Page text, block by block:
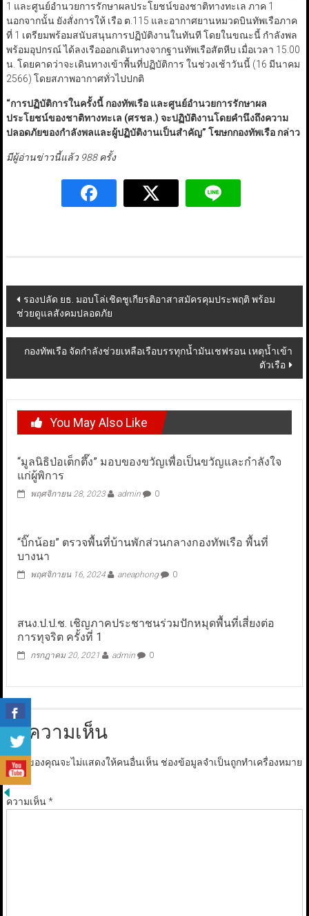
1 และศูนย์อำนวยการรักษาผลประโยชน์ของชาติทางทะเล ภาค 1
นอกจากนั้น ยังสั่งการให้ เรือ ต.115 และอากาศยานหมวดบินทัพเรือภาค
ที่ 1 เตรียมพร้อมสนับสนุนการปฏิบัติงานในทันที โดยในขณะนี้ กำลังพล
พร้อมอุปกรณ์ ได้ลงเรือออกเดินทางจากฐานทัพเรือสัตหีบ เมื่อเวลา 15.00
น. โดยคาดว่าจะเดินทางเข้าพื้นที่ปฏิบัติการ ในช่วงเช้าวันนี้ (16 มีนาคม
2566) โดยสภาพอากาศทั่วไปปกติ
“การปฏิบัติการในครั้งนี้ กองทัพเรือ และศูนย์อำนวยการรักษาผล
ประโยชน์ของชาติทางทะเล (ศรชล.) จะปฏิบัติงานโดยคำนึงถึงความ
ปลอดภัยของกำลังพลและผู้ปฏิบัติงานเป็นสำคัญ” โฆษกกองทัพเรือ กล่าว
มีผู้อ่านข่าวนี้แล้ว 988 ครั้ง
Post
navigation
รองปลัด ยธ. มอบโล่เชิดชูเกียรติอาสาสมัครคุมประพฤติ พร้อม
ช่วยดูแลสังคมปลอดภัย
กองทัพเรือ จัดกำลังช่วยเหลือเรือบรรทุกน้ำมันเชฟรอน เหตุน้ำเข้า
ตัวเรือ
You May Also Like
“มูลนิธิป่อเต็กตึ๊ง” มอบของขวัญเพื่อเป็นขวัญและกำลังใจ
แก่ผู้พิการ
พฤศจิกายน 28, 2023 admin 0
“บิ๊กน้อย” ตรวจพื้นที่บ้านพักส่วนกลางกองทัพเรือ พื้นที่
บางนา
พฤศจิกายน 16, 2024 aneaphong 0
สนง.ป.ป.ช. เชิญภาคประชาชนร่วมปักหมุดพื้นที่เสี่ยงต่อ
การทุจริต ครั้งที่ 1
กรกฎาคม 20, 2021 admin 0
ใส่ความเห็น
อีเมลของคุณจะไม่แสดงให้คนอื่นเห็น ช่องข้อมูลจำเป็นถูกทำเครื่องหมาย
*
ความเห็น*